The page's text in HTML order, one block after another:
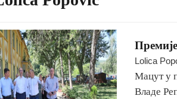
Lolica
Мацут у
Владе